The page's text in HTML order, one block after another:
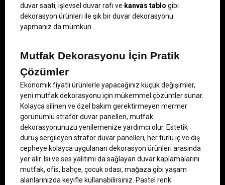
duvar saati, işlevsel duvar rafı ve kanvas tablo gibi
dekorasyon ürünleri ile şık bir duvar dekorasyonu
yapmanız da mümkün.
Mutfak Dekorasyonu İçin Pratik
Çözümler
Ekonomik fiyatlı ürünlerle yapacağınız küçük değişimler,
yeni mutfak dekorasyonu için mükemmel çözümler sunar.
Kolayca silinen ve özel bakım gerektirmeyen mermer
görünümlü strafor duvar panelleri, mutfak
dekorasyonunuzu yenilemenize yardımcı olur. Estetik
duruş sergileyen strafor duvar panelleri, her türlü iç ve dış
cepheye kolayca uygulanan dekorasyon ürünleri arasında
yer alır. Isı ve ses yalıtımı da sağlayan duvar kaplamalarını
mutfak, ofis, bahçe, çocuk odası, mağaza gibi yaşam
alanlarınızda keyifle kullanabilirsiniz. Pastel renk